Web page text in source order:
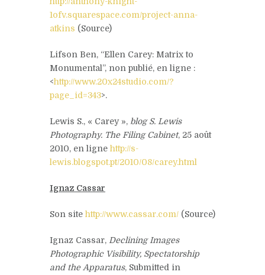
1ofv.squarespace.com/project-anna-
atkins (Source)
Lifson Ben, “Ellen Carey: Matrix to
Monumental”, non publié, en ligne :
<http://www.20x24studio.com/?
page_id=343>.
Lewis S., « Carey », blog S. Lewis
Photography. The Filing Cabinet, 25 août
2010, en ligne http://s-
lewis.blogspot.pt/2010/08/carey.html
Ignaz Cassar
Son site http://www.cassar.com/ (Source)
Ignaz Cassar, Declining Images
Photographic Visibility, Spectatorship
and the Apparatus, Submitted in